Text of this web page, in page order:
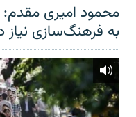
محمود امیری مقدم:
به فرهنگ‌سازی نیاز